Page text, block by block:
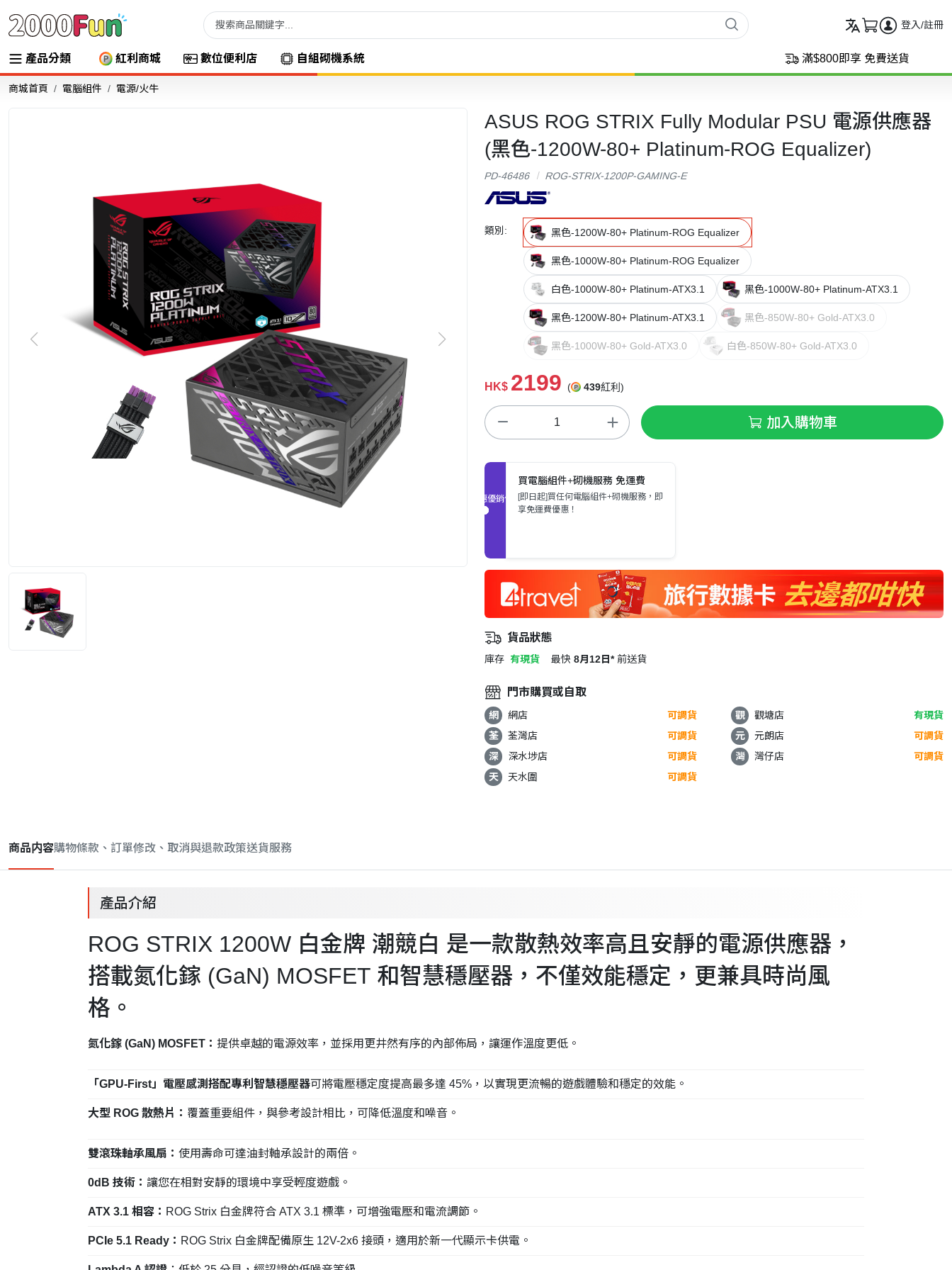
登入/註冊
產品分類 紅利商城 數位便利店 自組砌機系統 滿$800即享 免費送貨
商城首頁 電腦組件 電源/火牛
ASUS ROG STRIX Fully Modular PSU 電源供應器
(黑色-1200W-80+ Platinum-ROG Equalizer)
PD-46486 ROG-STRIX-1200P-GAMING-E
類別: 黑色-1200W-80+ Platinum-ROG Equalizer
黑色-1000W-80+ Platinum-ROG Equalizer
白色-1000W-80+ Platinum-ATX3.1 黑色-1000W-80+ Platinum-ATX3.1
黑色-1200W-80+ Platinum-ATX3.1 黑色-850W-80+ Gold-ATX3.0
黑色-1000W-80+ Gold-ATX3.0 白色-850W-80+ Gold-ATX3.0
HK$ 2199 ( 439紅利)
加入購物車
促銷優惠
買電腦組件+砌機服務 免運費
[即日起]買任何電腦組件+砌機服務，即
享免運費優惠！
貨品狀態
庫存 有現貨 最快 8月12日* 前送貨
門市購買或自取
網 網店 可調貨 觀 觀塘店
有現貨
荃
荃灣店 可調貨 元 元朗店
可調貨
深
深水埗店 可調貨 灣 灣仔店
可調貨
天
天水圍 可調貨
商品内容購物條款、訂單修改、取消與退款政策送貨服務
產品介紹
ROG STRIX 1200W 白金牌 潮競白 是一款散熱效率高且安靜的電源供應器，
搭載氮化鎵 (GaN) MOSFET 和智慧穩壓器，不僅效能穩定，更兼具時尚風
格。
氮化鎵 (GaN) MOSFET： 提供卓越的電源效率，並採用更井然有序的內部佈局，讓運作溫度更低。
「GPU-First」電壓感測搭配專利智慧穩壓器可將電壓穩定度提高最多達 45%，以實現更流暢的遊戲體驗和穩定的效能。
大型 ROG 散熱片： 覆蓋重要組件，與參考設計相比，可降低溫度和噪音。
雙滾珠軸承風扇： 使用壽命可達油封軸承設計的兩倍。
0dB 技術： 讓您在相對安靜的環境中享受輕度遊戲。
ATX 3.1 相容： ROG Strix 白金牌符合 ATX 3.1 標準，可增強電壓和電流調節。
PCIe 5.1 Ready： ROG Strix 白金牌配備原生 12V-2x6 接頭，適用於新一代顯示卡供電。